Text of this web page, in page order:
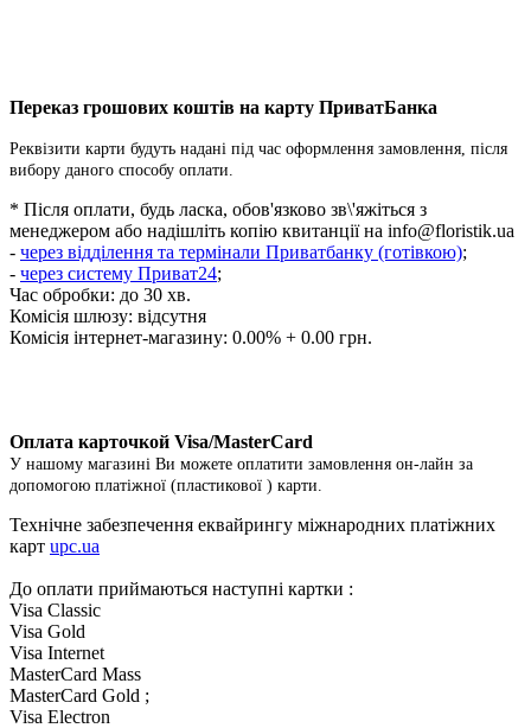
Переказ грошових коштів на карту ПриватБанка
Реквізити карти будуть надані під час оформлення замовлення, після
вибору даного способу оплати.
* Після оплати, будь ласка, обов'язково зв\'яжіться з
менеджером або надішліть копію квитанції на info@floristik.ua
- через відділення та термінали Приватбанку (готівкою);
- через систему Приват24;
Час обробки: до 30 хв.
Комісія шлюзу: відсутня
Комісія інтернет-магазину: 0.00% + 0.00 грн.
Оплата карточкой Visa/MasterCard
У нашому магазині Ви можете оплатити замовлення он-лайн за
допомогою платіжної (пластикової ) карти.
Технічне забезпечення еквайрингу міжнародних платіжних
карт upc.ua
До оплати приймаються наступні картки :
Visa Classic
Visa Gold
Visa Internet
MasterCard Mass
MasterCard Gold ;
Visa Electron